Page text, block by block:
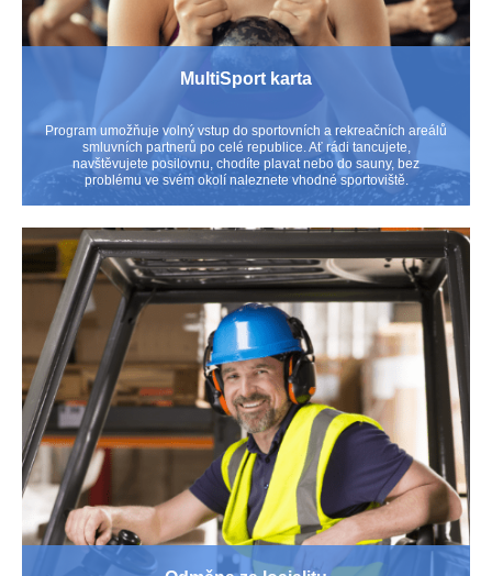
MultiSport karta
Program umožňuje volný vstup do sportovních a rekreačních areálů
smluvních partnerů po celé republice. Ať rádi tancujete,
navštěvujete posilovnu, chodíte plavat nebo do sauny, bez
problému ve svém okolí naleznete vhodné sportoviště.